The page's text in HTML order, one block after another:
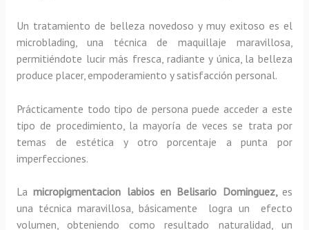
Un tratamiento de belleza novedoso y muy exitoso es el
microblading, una técnica de maquillaje maravillosa,
permitiéndote lucir más fresca, radiante y única, la belleza
produce placer, empoderamiento y satisfacción personal.
Prácticamente todo tipo de persona puede acceder a este
tipo de procedimiento, la mayoría de veces se trata por
temas de estética y otro porcentaje a punta por
imperfecciones.
Lamicropigmentacion labios en Belisario Dominguez, es
una técnica maravillosa, básicamente
logra un efecto
volumen, obteniendo como resultado naturalidad, un